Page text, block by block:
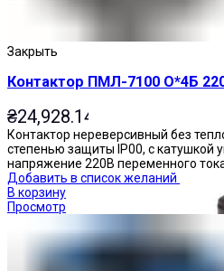
Закрыть
Контактор ПМЛ-7100 О*4Б
₴24,928.14
Контактор нереверсивный без
степенью защиты IP00, с катушкой
напряжение 220В переменного
Добавить в список желаний
В корзину
Просмотр